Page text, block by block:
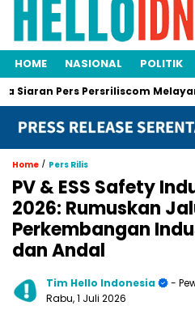
HOME NASIONAL POLITIK
Pers Persriliscom Melayani
Home / Pers Rilis
PV & ESS Safety
2026: Rumuskan
Perkembangan
dan Andal
Tim Hello Indonesia
-
Rabu, 1 Juli 2026